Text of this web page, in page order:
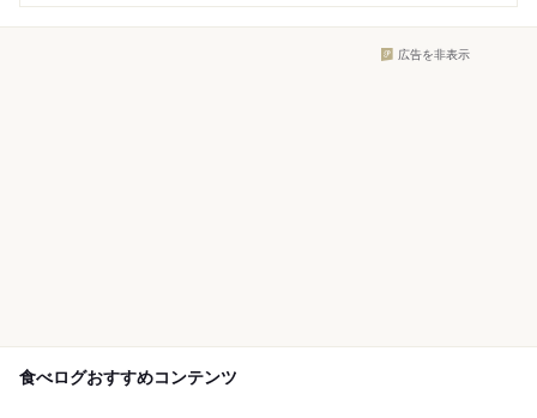
広告を非表示
食べログおすすめコンテンツ